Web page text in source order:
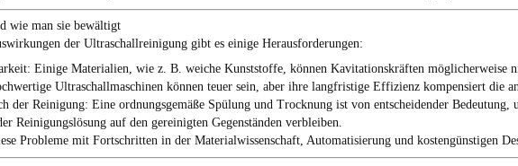
wie man sie bewältigt
der Ultraschallreinigung gibt es einige Herausforderungen:
: Einige Materialien, wie z. B. weiche Kunststoffe, können Kavitationskräften möglicherweise
Ultraschallmaschinen können teuer sein, aber ihre langfristige Effizienz kompensiert die
der Reinigung: Eine ordnungsgemäße Spülung und Trocknung ist von entscheidender Bedeutung,
Reinigungslösung auf den gereinigten Gegenständen verbleiben.
Probleme mit Fortschritten in der Materialwissenschaft, Automatisierung und kostengünstigen